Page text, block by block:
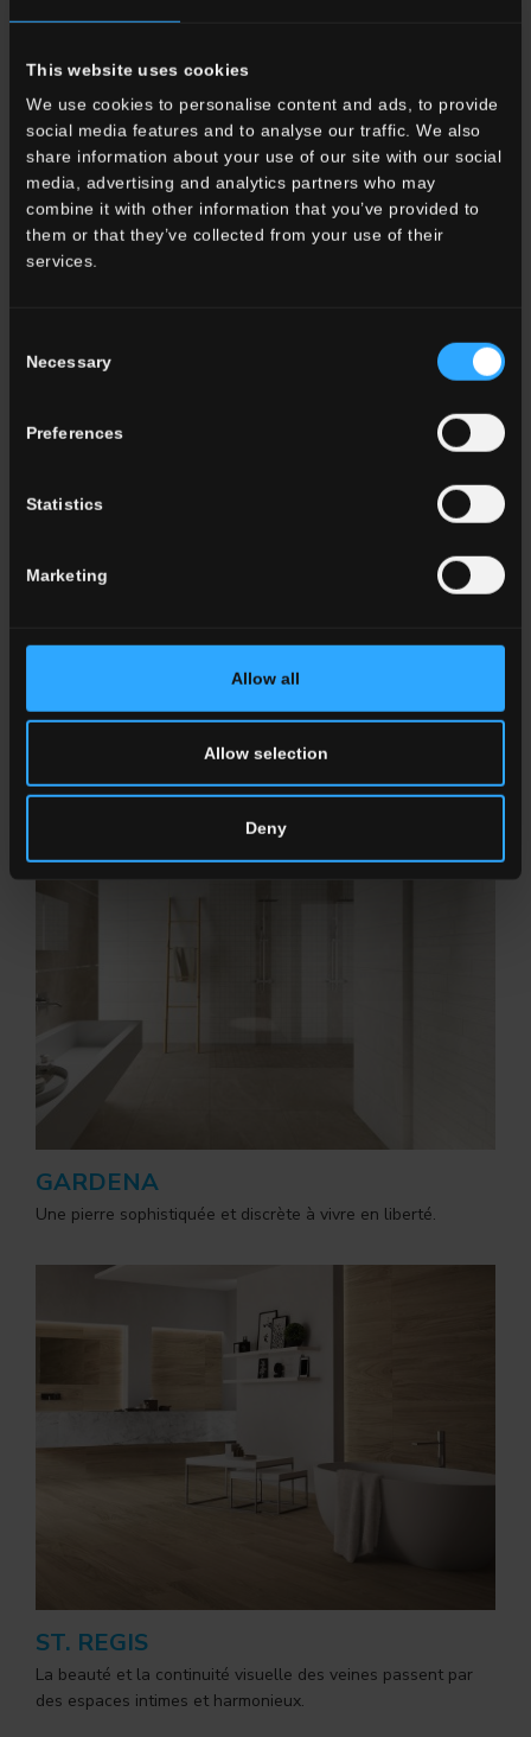
This website uses cookies
We use cookies to personalise content and ads, to provide
social media features and to analyse our traffic. We also
share information about your use of our site with our social
media, advertising and analytics partners who may
combine it with other information that you’ve provided to
them or that they’ve collected from your use of their
services.
Selection
Necessary
Preferences
Statistics
Marketing
Allow all
Allow selection
Deny
WILD
Une fine brèche imprégnée d’éléments primitifs pour sols et
LAVAREDO
Toute l’énergie et la beauté de la pierre de Luserne
GARDENA
Une pierre sophistiquée et discrète à vivre en liberté.
ST. REGIS
La beauté et la continuité visuelle des veines passent par
des espaces intimes et harmonieux.